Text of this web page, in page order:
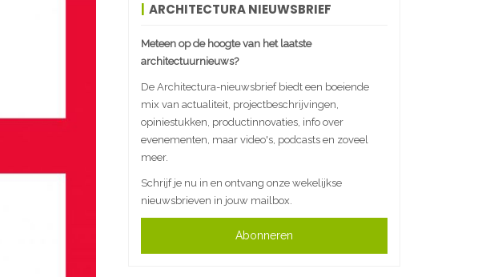
ARCHITECTURA NIEUWSBRIEF
Meteen op de hoogte van het laatste
architectuurnieuws?
De Architectura-nieuwsbrief biedt een boeiende
mix van actualiteit, projectbeschrijvingen,
opiniestukken, productinnovaties, info over
evenementen, maar video's, podcasts en zoveel
meer.
Schrijf je nu in en ontvang onze wekelijkse
nieuwsbrieven in jouw mailbox.
Abonneren